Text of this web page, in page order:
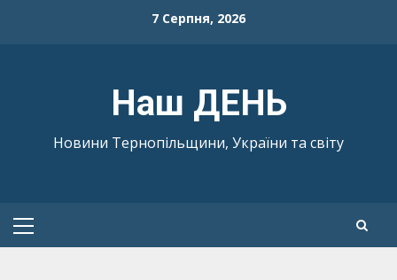
7 Серпня, 2026
Наш ДЕНЬ
Новини Тернопільщини, України та світу
Primary